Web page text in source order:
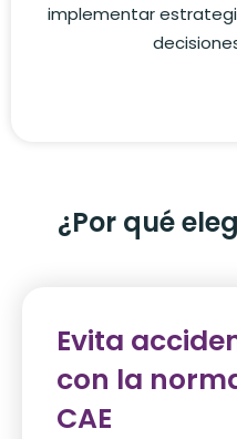
implementar
¿Por qué
Evita
con la
CAE